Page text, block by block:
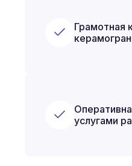
Грамотная
услугами